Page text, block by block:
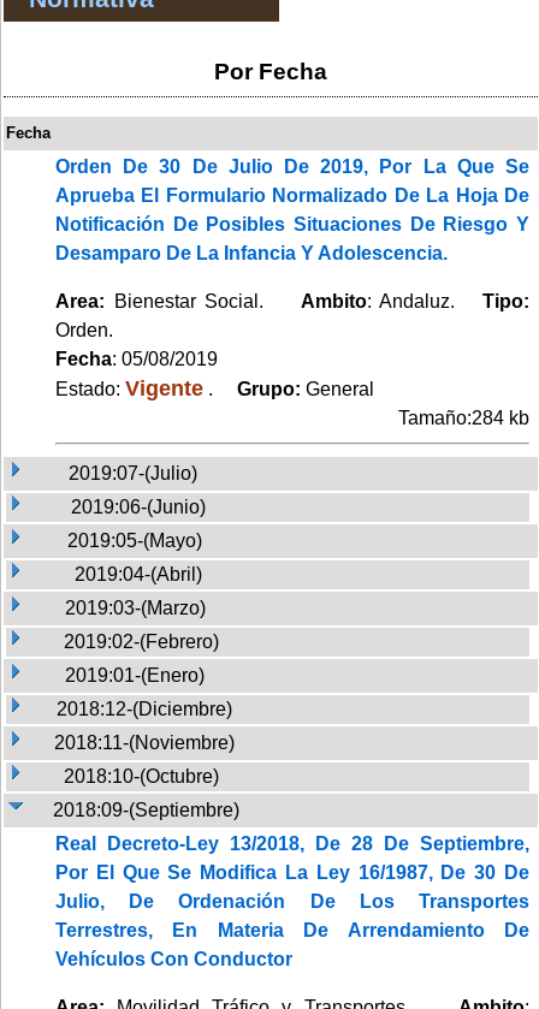
Por Fecha
Fecha
Orden De 30 De Julio De 2019, Por La Que Se
Aprueba El Formulario Normalizado De La Hoja De
Notificación De Posibles Situaciones De Riesgo Y
Desamparo De La Infancia Y Adolescencia.
Area: Bienestar Social. Ambito: Andaluz.Tipo:
Orden.
Fecha: 05/08/2019
Estado: Vigente . Grupo: General
Tamaño:284 kb
2019:07-(Julio)
2019:06-(Junio)
2019:05-(Mayo)
2019:04-(Abril)
2019:03-(Marzo)
2019:02-(Febrero)
2019:01-(Enero)
2018:12-(Diciembre)
2018:11-(Noviembre)
2018:10-(Octubre)
2018:09-(Septiembre)
Real Decreto-Ley 13/2018, De 28 De Septiembre,
Por El Que Se Modifica La Ley 16/1987, De 30 De
Julio, De Ordenación De Los Transportes
Terrestres, En Materia De Arrendamiento De
Vehículos Con Conductor